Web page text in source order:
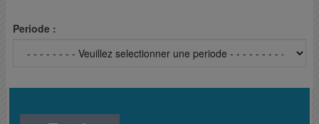
Periode :